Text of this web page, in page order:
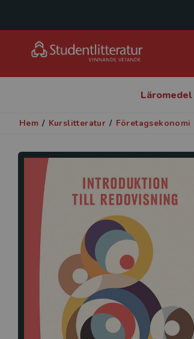
Läromedel
Hem / Kurslitteratur / Företagsekonomi